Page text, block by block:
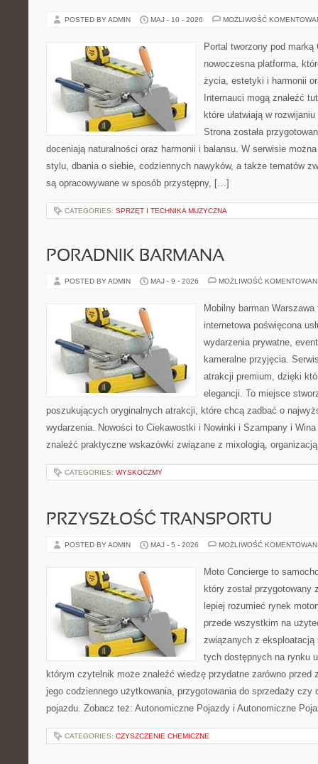
POSTED BY ADMIN MAJ - 10 - 2026 MOŻLIWOŚĆ
Portal tworzony pod
nowoczesna platforma,
życia, estetyki i harmonii
Internauci mogą znaleźć
które ułatwiają w
Strona została
doceniają naturalności oraz harmonii i balansu. W serwisie
stylu, dbania o siebie, codziennych nawyków, a także tematów
są opracowywane w sposób przystępny, […]
CATEGORIES: SPRZĘT I TECHNIKA MUZYCZNA
PORADNIK BARMANA
POSTED BY ADMIN MAJ - 9 - 2026 MOŻLIWOŚĆ
Mobilny barman
internetowa poświęcona
wydarzenia prywatne,
kameralne przyjęcia.
atrakcji premium, dzięki
elegancji. To miejsce
poszukujących oryginalnych atrakcji, które chcą zadbać o
wydarzenia. Nowości to Ciekawostki i Nowinki i Szampany i
znaleźć praktyczne wskazówki związane z mixologią,
CATEGORIES: WYSKOCZMY
PRZYSZŁOŚĆ TRANSPORTU
POSTED BY ADMIN MAJ - 5 - 2026 MOŻLIWOŚĆ
Moto Concierge to
który został
lepiej rozumieć rynek
przede wszystkim na
związanych z eksploatacją
tych dostępnych na rynku
którym czytelnik może znaleźć wiedzę przydatne zarówno przed
jego codziennego użytkowania, przygotowania do sprzedaży czy
pojazdu. Zobacz też: Autonomiczne Pojazdy i Autonomiczne
CATEGORIES: CZYSZCZENIE CHEMICZNE